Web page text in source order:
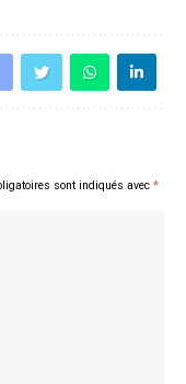
sont indiqués avec *